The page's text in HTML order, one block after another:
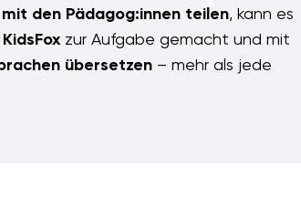
den Pädagog:innen teilen, kann es
KidsFoxzur Aufgabe gemacht und mit
übersetzen– mehr als jede